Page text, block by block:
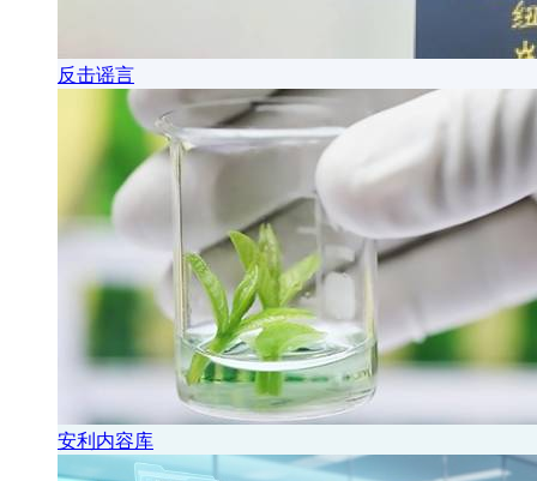
反击谣言
安利内容库